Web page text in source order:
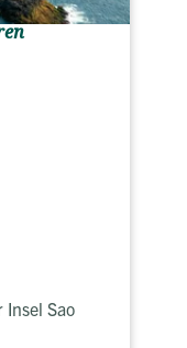
Insel Sao